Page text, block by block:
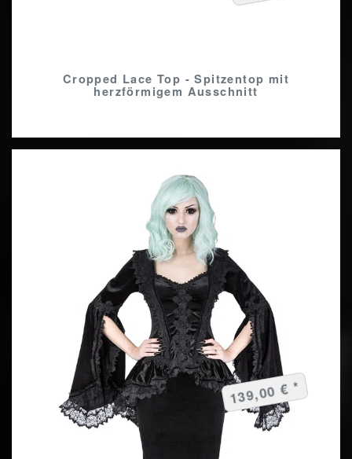
Cropped Lace Top - Spitzentop mit
herzförmigem Ausschnitt
139,00 € *